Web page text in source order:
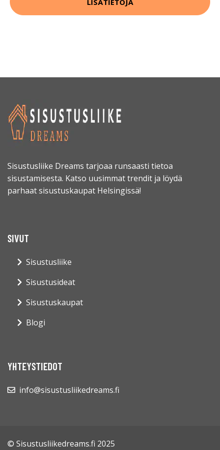
Sisustusliike Dreams tarjoaa runsaasti tietoa
sisustamisesta. Katso uusimmat trendit ja löydä
parhaat sisustuskaupat Helsingissä!
SIVUT
Sisustusliike
Sisustusideat
Sisustuskaupat
Blogi
YHTEYSTIEDOT
info@sisustusliikedreams.fi
© Sisustusliikedreams.fi 2025